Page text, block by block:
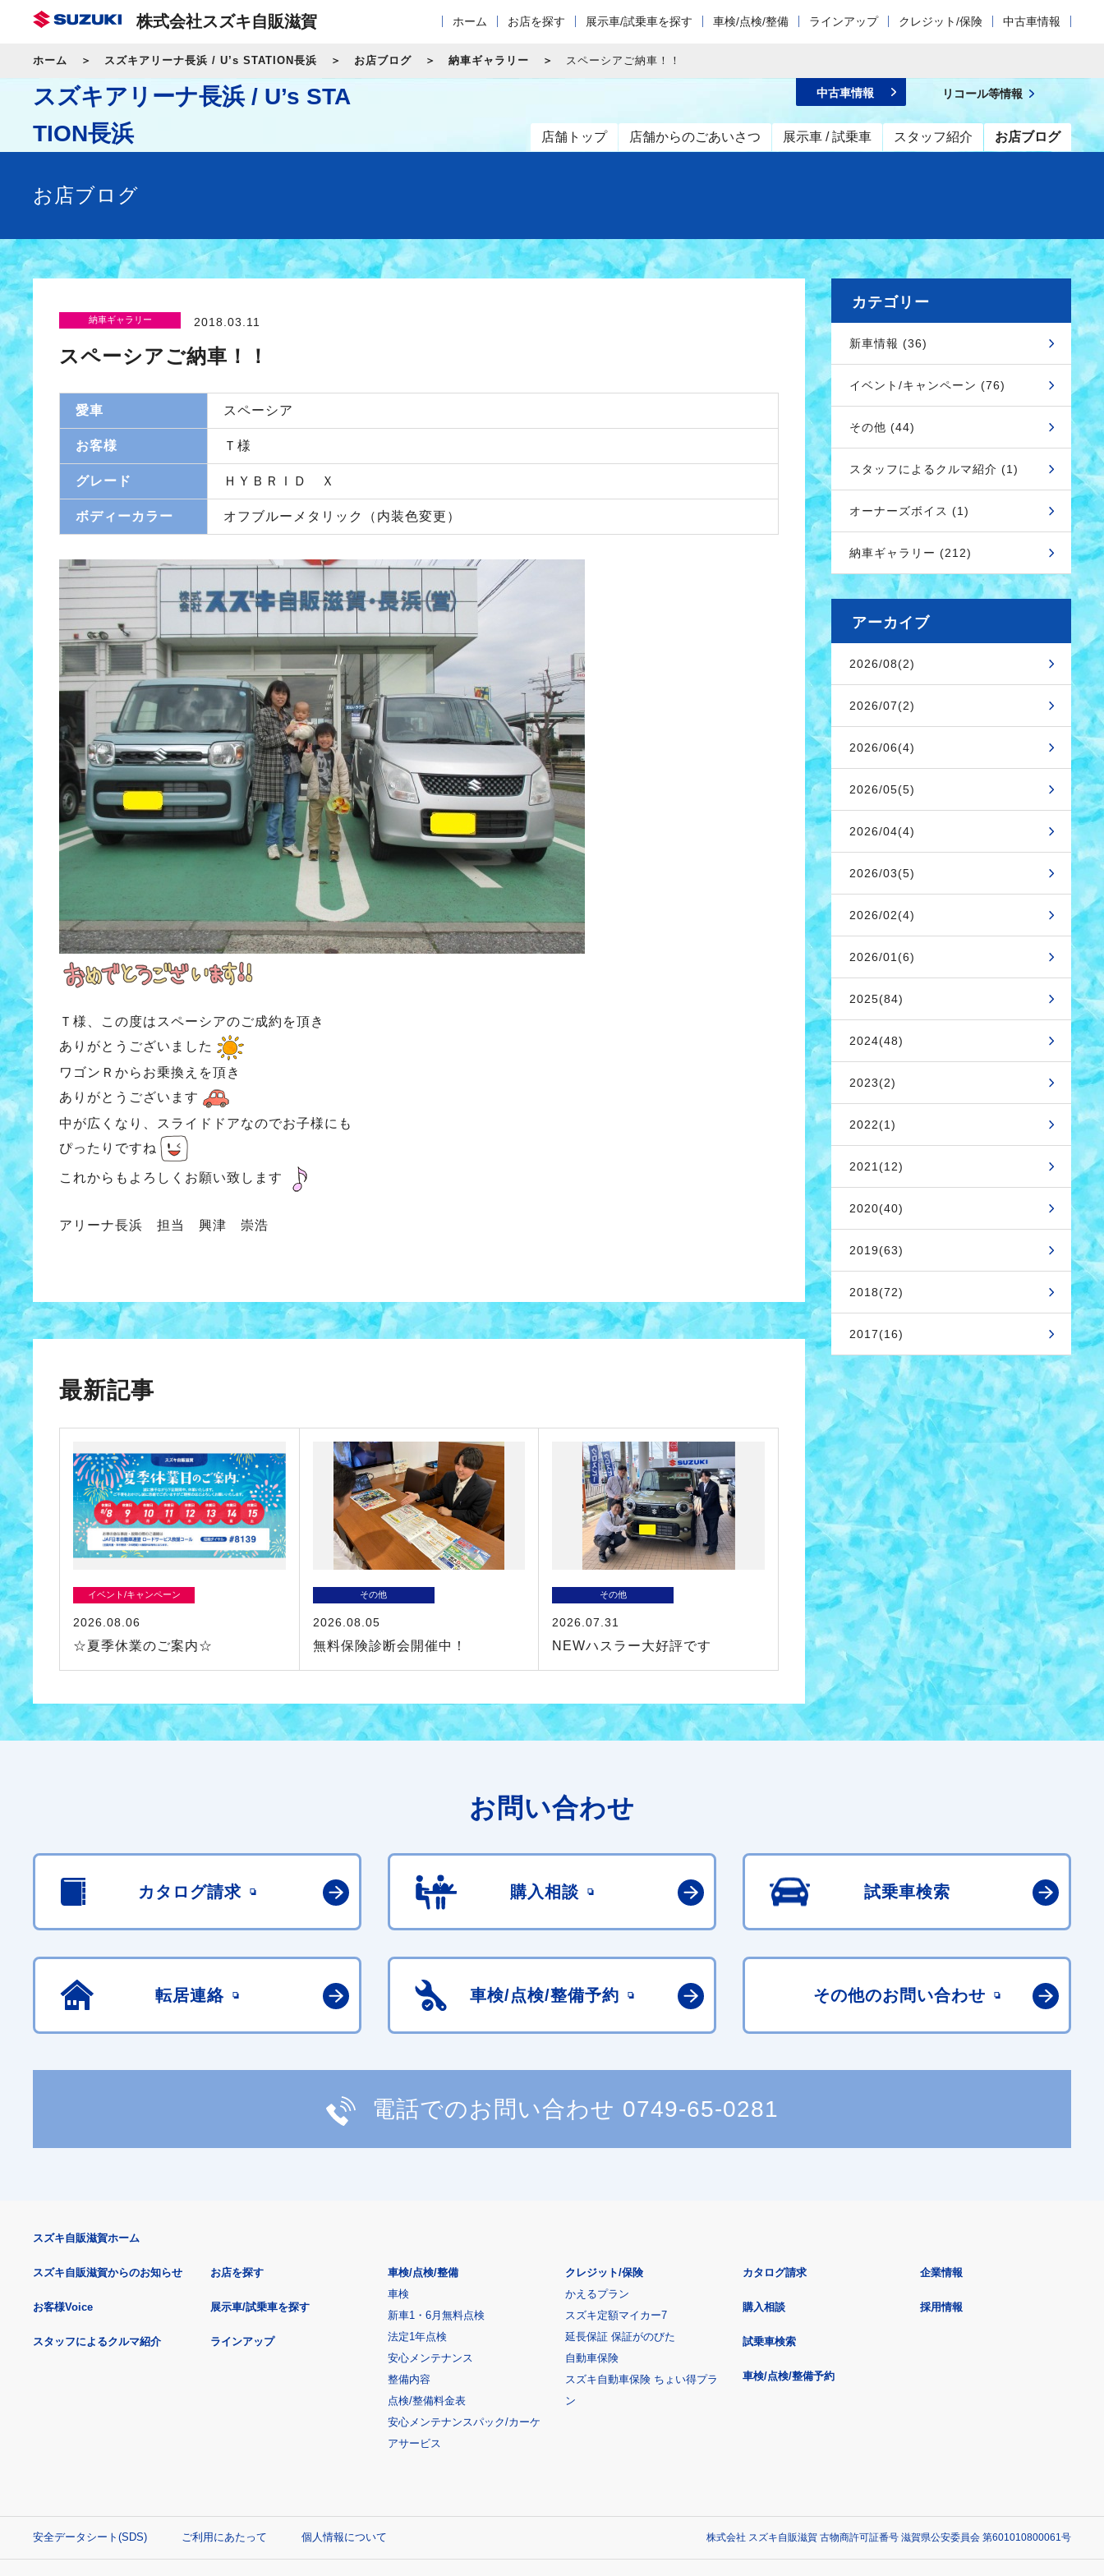
株式会社スズキ自販滋賀 ホーム お店を探す 展示車/試乗車を探す 車検/点検/整備 ラインアップ クレジット/保険 中古車情報
ホーム スズキアリーナ長浜 / U’s STATION長浜 お店ブログ 納車ギャラリー スペーシアご納車！！
スズキアリーナ長浜 / U’s STA
TION長浜
店舗トップ 店舗からのごあいさつ 展示車 / 試乗車 スタッフ紹介 お店ブログ
中古車情報 リコール等情報
お店ブログ
納車ギャラリー 2018.03.11
スペーシアご納車！！
愛車 スペーシア
お客様 Ｔ様
グレード ＨＹＢＲＩＤ Ｘ
ボディーカラー オフブルーメタリック（内装色変更）
Ｔ様、この度はスペーシアのご成約を頂き
ありがとうございました
ワゴンＲからお乗換えを頂き
ありがとうございます
中が広くなり、スライドドアなのでお子様にも
ぴったりですね
これからもよろしくお願い致します
アリーナ長浜 担当 興津 崇浩
最新記事
イベント/キャンペーン
2026.08.06
☆夏季休業のご案内☆
その他
2026.08.05
無料保険診断会開催中！
その他
2026.07.31
NEWハスラー大好評です
カテゴリー
新車情報 (36)
イベント/キャンペーン (76)
その他 (44)
スタッフによるクルマ紹介 (1)
オーナーズボイス (1)
納車ギャラリー (212)
アーカイブ
2026/08(2)
2026/07(2)
2026/06(4)
2026/05(5)
2026/04(4)
2026/03(5)
2026/02(4)
2026/01(6)
2025(84)
2024(48)
2023(2)
2022(1)
2021(12)
2020(40)
2019(63)
2018(72)
2017(16)
お問い合わせ
カタログ請求 購入相談 試乗車検索
転居連絡 車検/点検/整備予約 その他のお問い合わせ
電話でのお問い合わせ 0749-65-0281
スズキ自販滋賀ホーム
スズキ自販滋賀からのお知らせ
お客様Voice
スタッフによるクルマ紹介
お店を探す
展示車/試乗車を探す
ラインアップ
車検/点検/整備
車検
新車1・6月無料点検
法定1年点検
安心メンテナンス
整備内容
点検/整備料金表
安心メンテナンスパック/カーケ
アサービス
クレジット/保険
かえるプラン
スズキ定額マイカー7
延長保証 保証がのびた
自動車保険
スズキ自動車保険 ちょい得プラ
ン
カタログ請求
購入相談
試乗車検索
車検/点検/整備予約
企業情報
採用情報
安全データシート(SDS) ご利用にあたって 個人情報について 株式会社 スズキ自販滋賀 古物商許可証番号 滋賀県公安委員会 第601010800061号